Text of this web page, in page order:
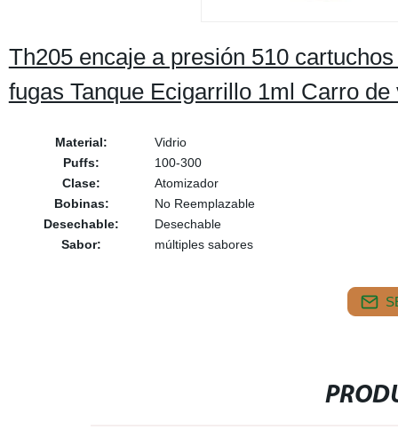
Th205 encaje a presión 510
fugas Tanque Ecigarrillo 1ml Carro
Material:
Vidrio
Puffs:
100-300
Clase:
Atomizador
Bobinas:
No Reemplazable
Desechable:
Desechable
Sabor:
múltiples sabores